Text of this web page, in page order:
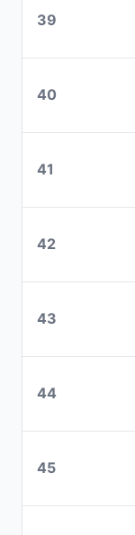
39
40
41
42
43
44
45